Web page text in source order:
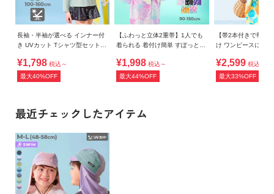
長袖・半袖が選べる インナー付
き UVカット Tシャツ型セットア
¥1,798 税込～
最大40%OFF
【ふわっと立体2重帯】1人でも
着られる 着付け簡単 すぽっと
¥1,998 税込～
最大44%OFF
【帯2本付きで華や
け ワンピースにも
¥2,599 税込～
最大33%OFF
最近チェックしたアイテム